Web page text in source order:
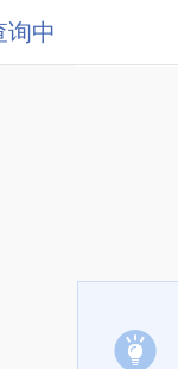
询中